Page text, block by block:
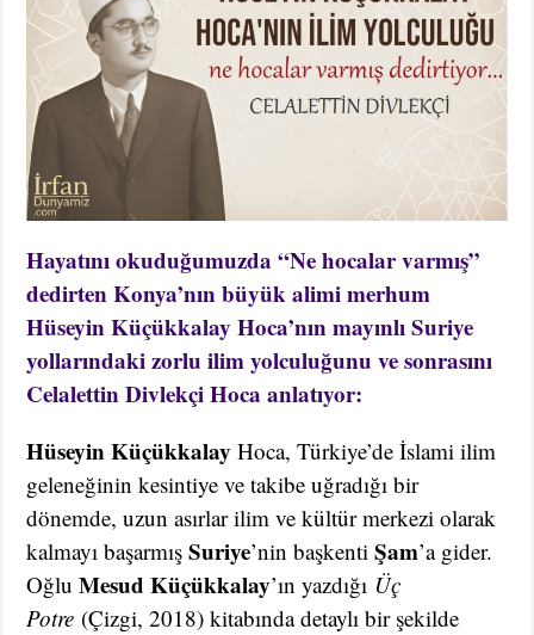
Hayatını okuduğumuzda “Ne hocalar varmış”
dedirten Konya’nın büyük alimi merhum
Hüseyin Küçükkalay Hoca’nın mayınlı Suriye
yollarındaki zorlu ilim yolculuğunu ve sonrasını
Celalettin Divlekçi Hoca anlatıyor:
Hüseyin Küçükkalay Hoca, Türkiye’de İslami ilim
geleneğinin kesintiye ve takibe uğradığı bir
dönemde, uzun asırlar ilim ve kültür merkezi olarak
kalmayı başarmış Suriye’nin başkentiŞam’a gider.
OğluMesud Küçükkalay’ın yazdığı Üç
Potre (Çizgi, 2018) kitabında detaylı bir şekilde